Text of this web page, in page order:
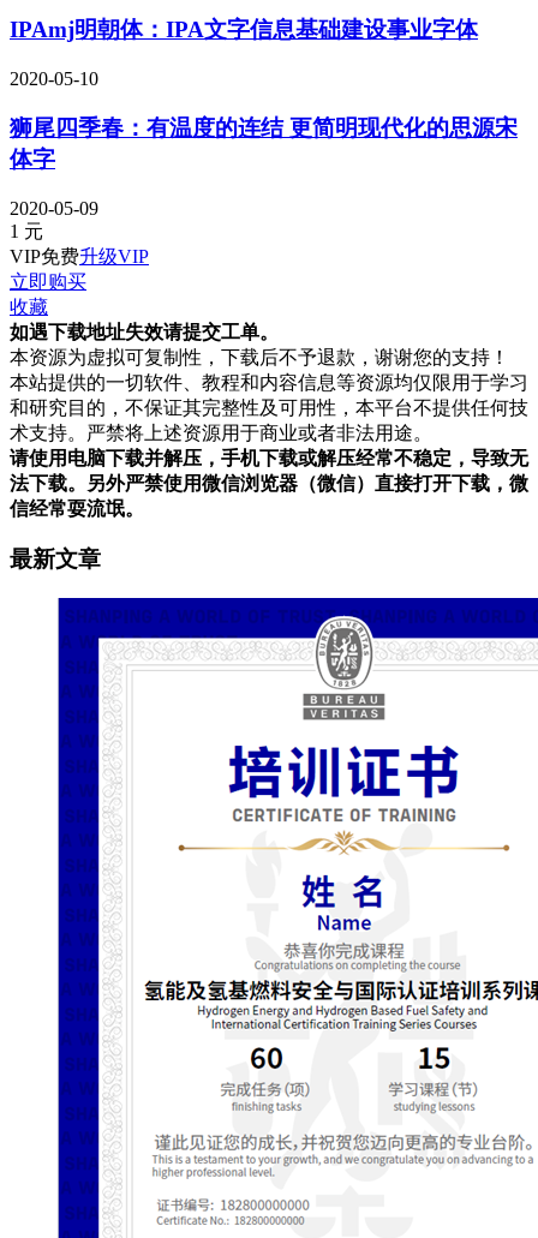
IPAmj明朝体：IPA文字信息基础建设事业字体
2020-05-10
狮尾四季春：有温度的连结 更简明现代化的思源宋
体字
2020-05-09
1 元
VIP免费升级VIP
立即购买
收藏
如遇下载地址失效请提交工单。
本资源为虚拟可复制性，下载后不予退款，谢谢您的支持！
本站提供的一切软件、教程和内容信息等资源均仅限用于学习
和研究目的，不保证其完整性及可用性，本平台不提供任何技
术支持。严禁将上述资源用于商业或者非法用途。
请使用电脑下载并解压，手机下载或解压经常不稳定，导致无
法下载。另外严禁使用微信浏览器（微信）直接打开下载，微
信经常耍流氓。
最新文章